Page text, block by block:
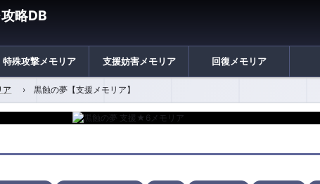
略DB
特殊攻撃メモリア 支援妨害メモリア 回復メモリア
ア 黒蝕の夢【支援メモリア】